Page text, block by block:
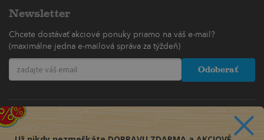
Newsletter
Chcete dostávať akciové ponuky priamo na váš e-mail?
(maximálne jedna e-mailová správa za týždeň)
Odoberať